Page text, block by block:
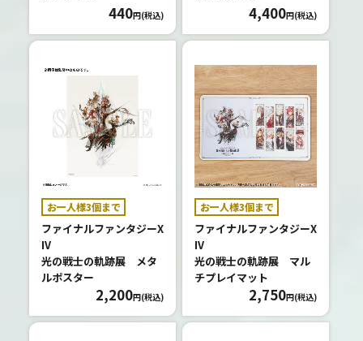
440円(税込) 4,400円(税込)
お一人様3個まで
ファイナルファンタジーX
IV
光の戦士の軌跡展 メタ
ルポスター
2,200円(税込)
お一人様3個まで
ファイナルファンタジーX
IV
光の戦士の軌跡展 マル
チプレイマット
2,750円(税込)